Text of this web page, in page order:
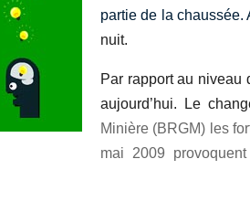
partie de la chaussée.
nuit.
Par rapport au niveau
aujourd’hui. Le
Minière (BRGM) les
mai 2009